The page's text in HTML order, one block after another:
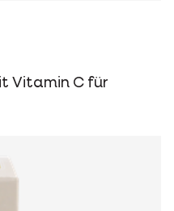
Vitamin C für